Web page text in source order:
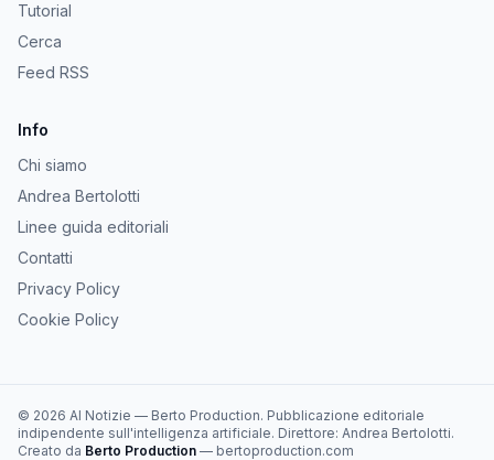
Tutorial
Cerca
Feed RSS
Info
Chi siamo
Andrea Bertolotti
Linee guida editoriali
Contatti
Privacy Policy
Cookie Policy
© 2026 AI Notizie — Berto Production. Pubblicazione editoriale
indipendente sull'intelligenza artificiale. Direttore: Andrea Bertolotti.
Creato da Berto Production — bertoproduction.com